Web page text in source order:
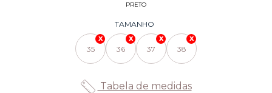
TAMANHO
35 36 37 38
Tabela de medidas